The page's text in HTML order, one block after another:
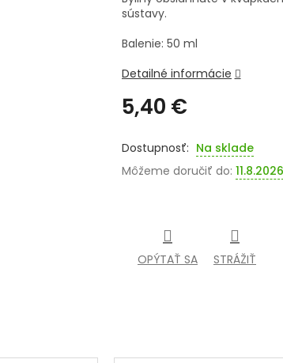
5,40 €
cena:
Na sklade
Môžeme doručiť do: 11.8.2026
sústavy.
Balenie: 50 ml
Detailné informácie
OPÝTAŤ SA STRÁŽIŤ